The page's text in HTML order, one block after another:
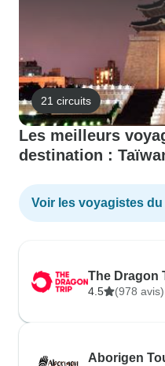
21 circuits
Les meilleurs
destination :
Voir les voyagistes du
The Dragon
4.5 (978 avis)
Aborigen